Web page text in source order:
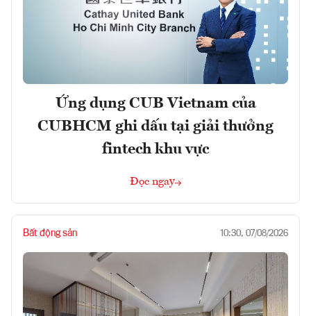
Ứng dụng CUB Vietnam của
CUBHCM ghi dấu tại giải thưởng
fintech khu vực
Đọc ngay
Bất động sản 10:30, 07/08/2026